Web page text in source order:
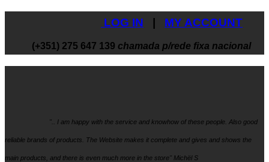
LOG IN MY ACCOUNT
(+351) 275 647 139 chamada p/rede fixa nacional
".. I am happy with the service and knowhow of these people. Also good
reliable brands of products. The Website makes it complete and gives and shows the
main products, and there is even much more in the store" Michël S